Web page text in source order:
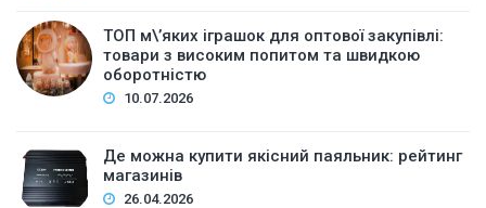
ТОП м\’яких іграшок для оптової закупівлі:
товари з високим попитом та швидкою
оборотністю
10.07.2026
Де можна купити якісний паяльник: рейтинг
магазинів
26.04.2026